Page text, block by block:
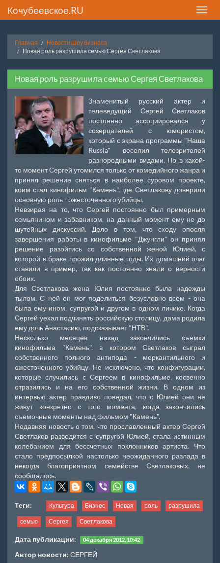
Toggle
Кочубеевское.RU
Главная
Новости Шоу бизнеса
Новая роль разрушила семью Сергея Светлакова
Новая роль разрушила семью Сергея Светлакова
Знаменитый русский актер и
телеведущий Сергей Светлаков
постоянно ассоциировался у
созерцателей с юмористом,
который с экрана программы "Наша
Russia" веселил телезрителей
разнородными видами. Но в какой-
то момент Сергей утомился только от комедийного жанра и
принял решение сняться в наиболее суровом проекте,
коим стал кинофильм "Камень", где Светлакову доверили
основную роль - ожесточенного убийцы.
Невзирая на то, что Сергей постоянно был примерным
семьянином и забавником, на данный момент ему не до
шутейных дискуссий. Дело в том, что сходу опосля
завершения работы в кинофильме "Джунгли" он принял
решение разойтись со собственной женой Юлией, с
которой в браке прожил длинные годы. Их домашний очаг
ставили в пример, так как постоянно знали о верности
обоих.
Для Светлакова жена Юлия постоянно была надежды
тылом. С ней он мог поделиться безусловно всем - она
была ему ином, супругой и другом в одном личике. Когда
Сергей уехал подчинять российскую столицу, дама родила
ему дочь Анастасию, подсказывает "НТВ".
Несколько месяцев назад закончились съемки
кинофильма "Камень", в котором Светлаков сыграл
собственного полного антипода - меркантильного и
ожесточенного убийцу. Не исключено, что конфигурации,
которые случились с Сергеем в кинофильме, косвенно
отразились и на его собственной жизни. В одном из
интервью актер правдиво поведал, что с Юлией они не
живут конкретно с того момента, когда закончились
съемочные моменты над фильмом "Камень".
Недавняя новость о том, что прославленный актер Сергей
Светлаков разводится с супругой Юлией, стала истинным
колебанием для бессчетных поклонников артиста. Что
стало предпосылкой настолько неожиданного разлада в
некогда благоприятном семействе Светлаковых, не
сообщалось.
Теги: Культура Бизнес Новая роль разрушила
семью Сергея Светлакова
Дата публикации: 04 декабря 2012, 10:42
Автор новости: СЕРГЕЙ